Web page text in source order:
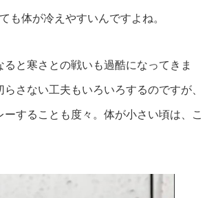
も体が冷えやすいんですよね。
と寒さとの戦いも過酷になってきま
さない工夫もいろいろするのですが、
することも度々。体が小さい頃は、こ